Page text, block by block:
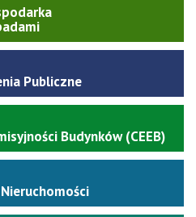
Publiczne
Budynków (CEEB)